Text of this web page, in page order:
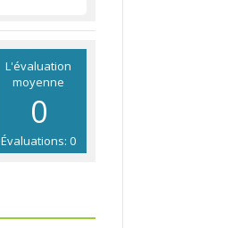
L'évaluation
moyenne
0
Évaluations: 0